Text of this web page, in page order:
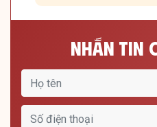
Nhắn Tin